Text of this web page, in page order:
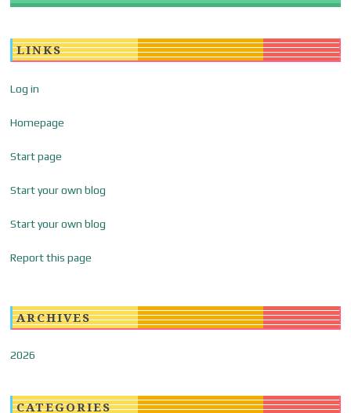
LINKS
Log in
Homepage
Start page
Start your own blog
Start your own blog
Report this page
ARCHIVES
2026
CATEGORIES